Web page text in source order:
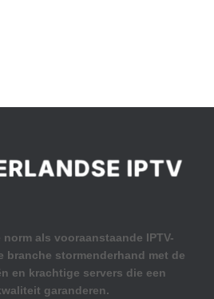
norm als vooraanstaande IPTV-
branche stormenderhand met de
en krachtige servers die een
garanderen.